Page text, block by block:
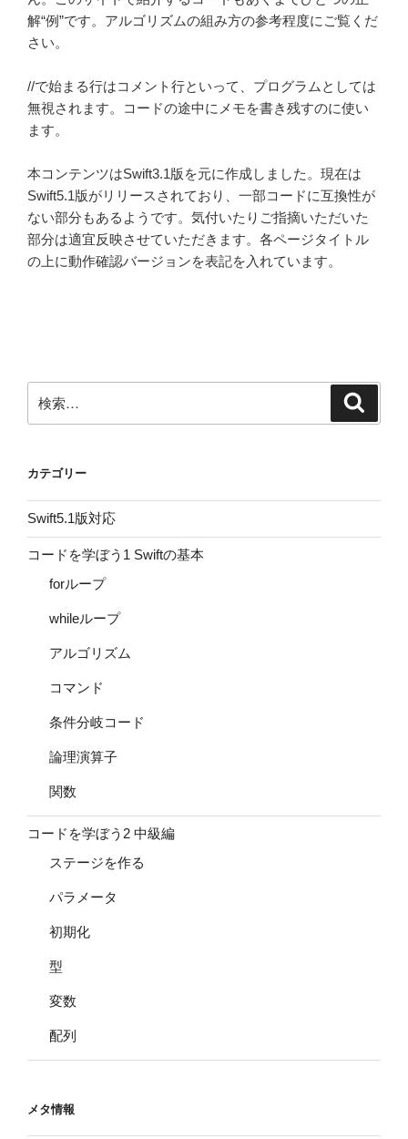
解“例”です。アルゴリズムの組み方の参考程度にご覧くだ
さい。
//で始まる行はコメント行といって、プログラムとしては
無視されます。コードの途中にメモを書き残すのに使い
ます。
本コンテンツはSwift3.1版を元に作成しました。現在は
Swift5.1版がリリースされており、一部コードに互換性が
ない部分もあるようです。気付いたりご指摘いただいた
部分は適宜反映させていただきます。各ページタイトル
の上に動作確認バージョンを表記を入れています。
索:
カテゴリー
Swift5.1版対応
コードを学ぼう1 Swiftの基本
forループ
whileループ
アルゴリズム
コマンド
条件分岐コード
論理演算子
関数
コードを学ぼう2 中級編
ステージを作る
パラメータ
初期化
型
変数
配列
メタ情報